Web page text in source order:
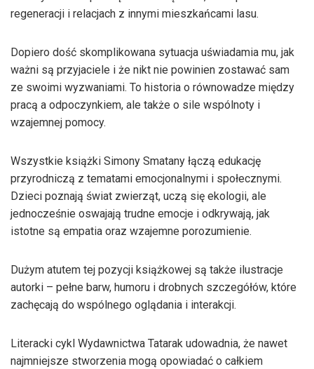
regeneracji i relacjach z innymi mieszkańcami lasu.
Dopiero dość skomplikowana sytuacja uświadamia mu, jak
ważni są przyjaciele i że nikt nie powinien zostawać sam
ze swoimi wyzwaniami. To historia o równowadze między
pracą a odpoczynkiem, ale także o sile wspólnoty i
wzajemnej pomocy.
Wszystkie książki Simony Smatany łączą edukację
przyrodniczą z tematami emocjonalnymi i społecznymi.
Dzieci poznają świat zwierząt, uczą się ekologii, ale
jednocześnie oswajają trudne emocje i odkrywają, jak
istotne są empatia oraz wzajemne porozumienie.
Dużym atutem tej pozycji książkowej są także ilustracje
autorki – pełne barw, humoru i drobnych szczegółów, które
zachęcają do wspólnego oglądania i interakcji.
Literacki cykl Wydawnictwa Tatarak udowadnia, że nawet
najmniejsze stworzenia mogą opowiadać o całkiem